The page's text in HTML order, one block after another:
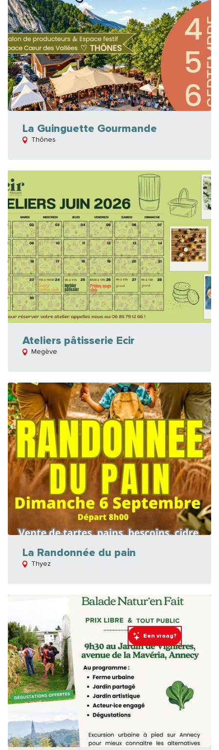
Een vraag?
La Guinguette Gourmande
Thônes
Ateliers pâtisserie Ecir
Megève
La Randonnée du pain
Thyez